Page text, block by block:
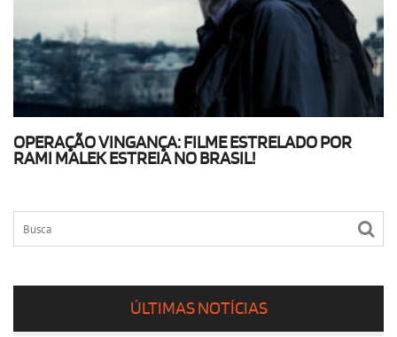
OPERAÇÃO VINGANÇA: FILME ESTRELADO POR
RAMI MALEK ESTREIA NO BRASIL!
ÚLTIMAS NOTÍCIAS